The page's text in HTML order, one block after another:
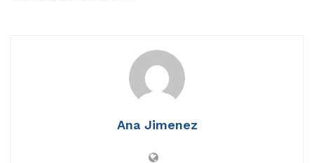
Ana Jimenez